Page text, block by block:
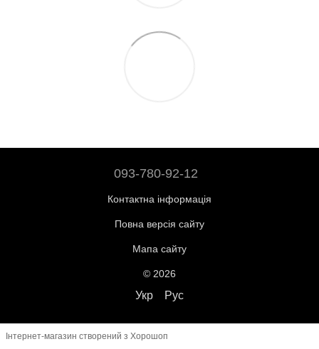
093-780-92-12
Контактна інформація
Повна версія сайту
Мапа сайту
© 2026
Укр Рус
Інтернет-магазин створений з Хорошоп